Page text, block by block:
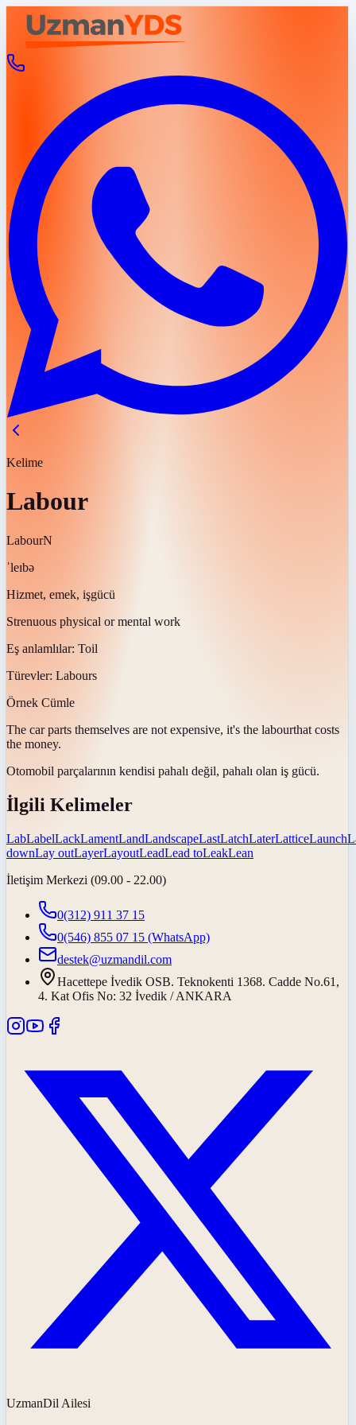
Kelime
Labour
LabourN
ˈleɪbə
Hizmet, emek, işgücü
Strenuous physical or mental work
Eş anlamlılar: Toil
Türevler: Labours
Örnek Cümle
The car parts themselves are not expensive, it's the labourthat costs
the money.
Otomobil parçalarının kendisi pahalı değil, pahalı olan iş gücü.
İlgili Kelimeler
LabLabelLackLamentLandLandscapeLastLatchLaterLatticeLaunch
downLay outLayerLayoutLeadLead toLeakLean
İletişim Merkezi (09.00 - 22.00)
0(312) 911 37 15
0(546) 855 07 15 (WhatsApp)
destek@uzmandil.com
Hacettepe İvedik OSB. Teknokenti 1368. Cadde No.61,
4. Kat Ofis No: 32 İvedik / ANKARA
UzmanDil Ailesi